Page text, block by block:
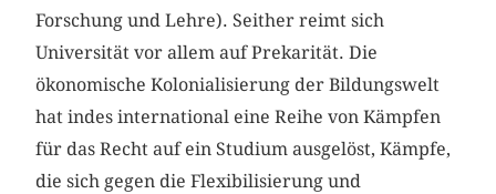
Forschung und Lehre). Seither reimt sich
Universität vor allem auf Prekarität. Die
ökonomische Kolonialisierung der Bildungswelt
hat indes international eine Reihe von Kämpfen
für das Recht auf ein Studium ausgelöst, Kämpfe,
die sich gegen die Flexibilisierung und